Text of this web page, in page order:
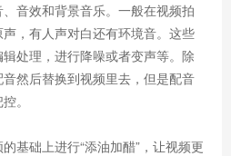
音效和背景音乐。一般在视频拍
，有人声对白还有环境音。这些
处理，进行降噪或者变声等。除
然后替换到视频里去，但是配音
。
基础上进行“添油加醋”，让视频更